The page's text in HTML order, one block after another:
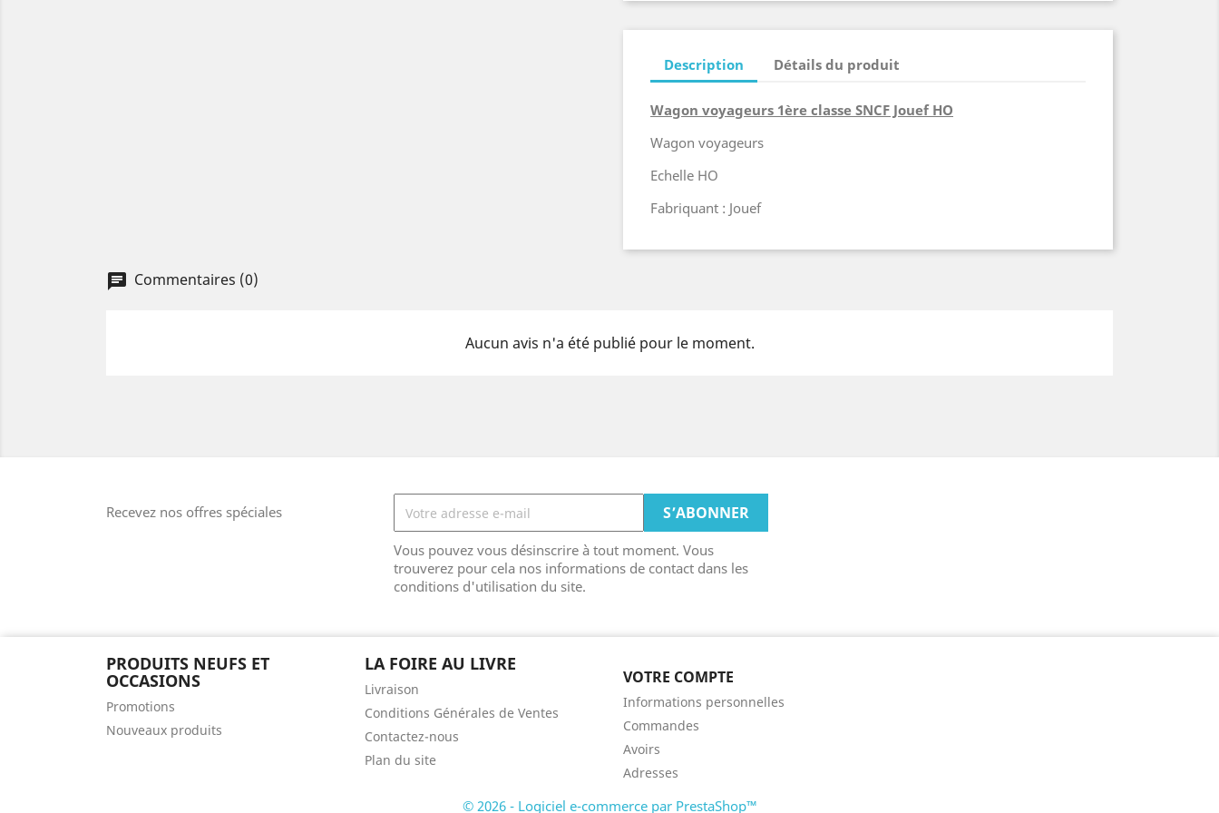
Description Détails du produit
Wagon voyageurs 1ère classe SNCF Jouef HO
Wagon voyageurs
Echelle HO
Fabriquant : Jouef
Commentaires (0)
Aucun avis n'a été publié pour le moment.
Recevez nos offres spéciales
Vous pouvez vous désinscrire à tout moment. Vous
trouverez pour cela nos informations de contact dans les
conditions d'utilisation du site.
PRODUITS NEUFS ET
OCCASIONS
Promotions
Nouveaux produits
LA FOIRE AU LIVRE
Livraison
Conditions Générales de Ventes
Contactez-nous
Plan du site
VOTRE COMPTE
Informations personnelles
Commandes
Avoirs
Adresses
© 2026 - Logiciel e-commerce par PrestaShop™